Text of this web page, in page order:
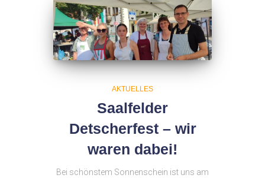
AKTUELLES
Saalfelder
Detscherfest – wir
waren dabei!
Bei schönstem Sonnenschein ist uns am